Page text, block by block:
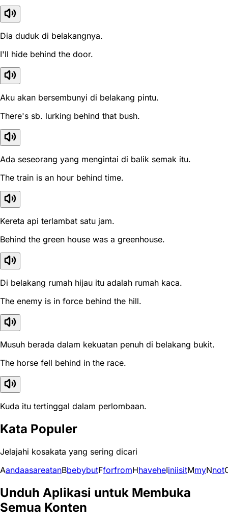
Dia duduk di belakangnya.
I'll hide behind the door.
Aku akan bersembunyi di belakang pintu.
There's sb. lurking behind that bush.
Ada seseorang yang mengintai di balik semak itu.
The train is an hour behind time.
Kereta api terlambat satu jam.
Behind the green house was a greenhouse.
Di belakang rumah hijau itu adalah rumah kaca.
The enemy is in force behind the hill.
Musuh berada dalam kekuatan penuh di belakang bukit.
The horse fell behind in the race.
Kuda itu tertinggal dalam perlombaan.
Kata Populer
Jelajahi kosakata yang sering dicari
AandaasareatanBbebybutFforfromHhaveheIiniisitMmyNnot
Unduh Aplikasi untuk Membuka
Semua Konten